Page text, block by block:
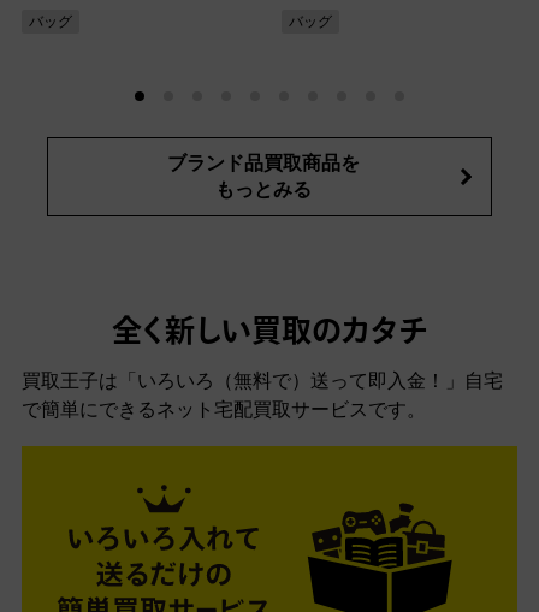
バッグ バッグ
ブランド品買取商品を
もっとみる
全く新しい買取のカタチ
買取王子は「いろいろ（無料で）送って即入金！」自宅
で簡単にできるネット宅配買取サービスです。